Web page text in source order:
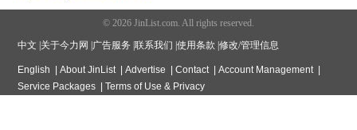
© 2026 JinList.com. All rights reserved.
中文 关于今力网 广告服务 |联系我们 |使用条款 |修改/管理信息
English |About JinList |Advertise |Contact |Account Management
Service Packages
|Terms of Use & Privacy